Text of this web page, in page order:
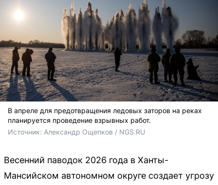
В апреле для предотвращения ледовых заторов на реках
планируется проведение взрывных работ.
Источник: Александр Ощепков / NGS.RU
Весенний паводок 2026 года в Ханты-
Мансийском автономном округе создает угрозу